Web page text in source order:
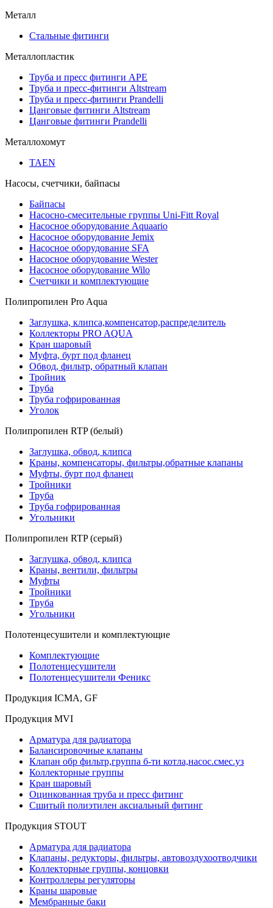
Металл
Стальные фитинги
Металлопластик
Труба и пресс фитинги APE
Труба и пресс-фитинги Altstream
Труба и пресс-фитинги Prandelli
Цанговые фитинги Altstream
Цанговые фитинги Prandelli
Металлохомут
TAEN
Насосы, счетчики, байпасы
Байпасы
Насосно-смесительные группы Uni-Fitt Royal
Насосное оборудование Aquaario
Насосное оборудование Jemix
Насосное оборудование SFA
Насосное оборудование Wester
Насосное оборудование Wilo
Счетчики и комплектующие
Полипропилен Pro Aqua
Заглушка, клипса,компенсатор,распределитель
Коллекторы PRO AQUA
Кран шаровый
Муфта, бурт под фланец
Обвод, фильтр, обратный клапан
Тройник
Труба
Труба гофрированная
Уголок
Полипропилен RTP (белый)
Заглушка, обвод, клипса
Краны, компенсаторы, фильтры,обратные клапаны
Муфты, бурт под фланец
Тройники
Труба
Труба гофрированная
Угольники
Полипропилен RTP (серый)
Заглушка, обвод, клипса
Краны, вентили, фильтры
Муфты
Тройники
Труба
Угольники
Полотенцесушители и комплектующие
Комплектующие
Полотенцесушители
Полотенцесушители Феникс
Продукция ICMA, GF
Продукция MVI
Арматура для радиатора
Балансировочные клапаны
Клапан обр фильтр,группа б-ти котла,насос.смес.уз
Коллекторные группы
Кран шаровый
Оцинкованная труба и пресс фитинг
Сшитый полиэтилен аксиальный фитинг
Продукция STOUT
Арматура для радиатора
Клапаны, редукторы, фильтры, автовоздухоотводчики
Коллекторные группы, концовки
Контроллеры регуляторы
Краны шаровые
Мембранные баки